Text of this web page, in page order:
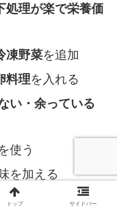
処理が楽で栄養価
凍野菜を追加
料理を入れる
い・余っている
使う
を加える
：下味調理・下味
トップ サイドバー